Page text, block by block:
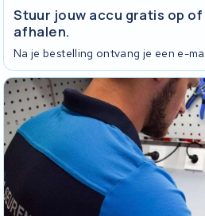
Stuur jouw accu gratis op
afhalen.
Na je bestelling ontvang je een e-